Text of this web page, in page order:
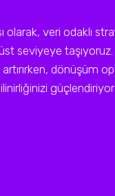
veri odaklı
üst seviyeye
dönüşüm